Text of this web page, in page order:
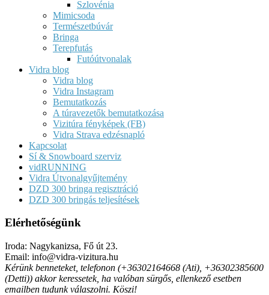
Szlovénia
Mimicsoda
Természetbúvár
Bringa
Terepfutás
Futóútvonalak
Vidra blog
Vidra blog
Vidra Instagram
Bemutatkozás
A túravezetők bemutatkozása
Vizitúra fényképek (FB)
Vidra Strava edzésnapló
Kapcsolat
Sí & Snowboard szerviz
vidRUNNING
Vidra Útvonalgyűjtemény
DZD 300 bringa regisztráció
DZD 300 bringás teljesítések
Elérhetőségünk
Iroda: Nagykanizsa, Fő út 23.
Email: info@vidra-vizitura.hu
Kérünk benneteket, telefonon (+36302164668 (Ati), +36302385600
(Detti)) akkor keressetek, ha valóban sürgős, ellenkező esetben
emailben tudunk válaszolni. Köszi!